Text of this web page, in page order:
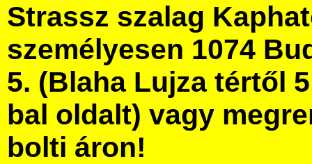
Strassz szalag
személyesen 1074
5. (Blaha Lujza tértől
bal oldalt) vagy
bolti áron!